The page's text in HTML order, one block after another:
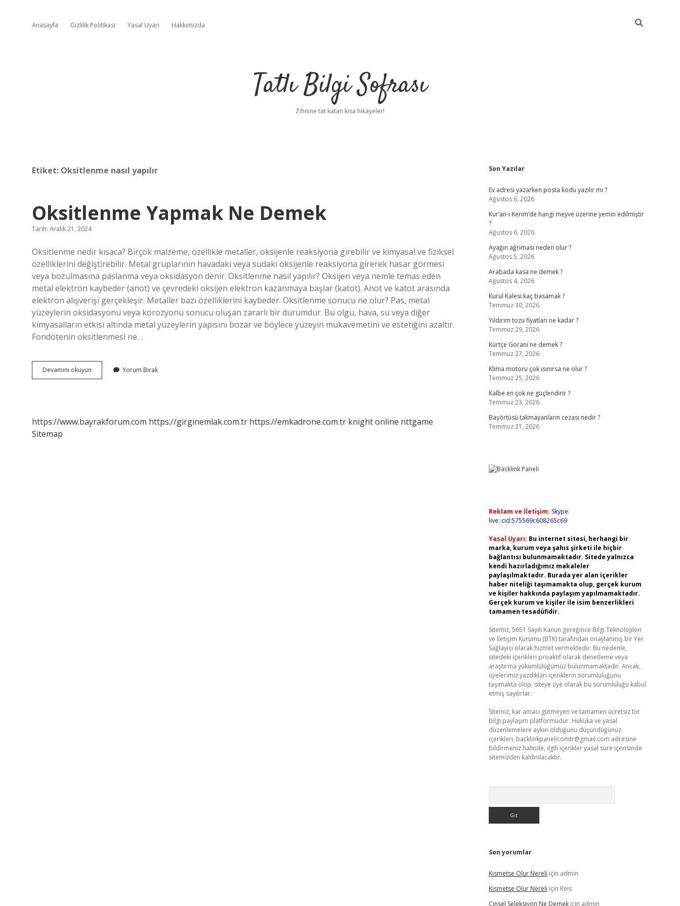
Anasayfa Gizlilik Politikası Yasal Uyarı Hakkımızda
Tatlı Bilgi Sofrası
Zihnine tat katan kısa hikayeler!
Etiket: Oksitlenme nasıl yapılır
Oksitlenme Yapmak Ne Demek
Tarih: Aralık 21, 2024
Oksitlenme nedir kısaca? Birçok malzeme, özellikle metaller, oksijenle reaksiyona girebilir ve kimyasal ve fiziksel
özelliklerini değiştirebilir. Metal gruplarının havadaki veya sudaki oksijenle reaksiyona girerek hasar görmesi
veya bozulmasına paslanma veya oksidasyon denir. Oksitlenme nasıl yapılır? Oksijen veya nemle temas eden
metal elektron kaybeder (anot) ve çevredeki oksijen elektron kazanmaya başlar (katot). Anot ve katot arasında
elektron alışverişi gerçekleşir. Metaller bazı özelliklerini kaybeder. Oksitlenme sonucu ne olur? Pas, metal
yüzeylerin oksidasyonu veya korozyonu sonucu oluşan zararlı bir durumdur. Bu olgu, hava, su veya diğer
kimyasalların etkisi altında metal yüzeylerin yapısını bozar ve böylece yüzeyin mukavemetini ve estetiğini azaltır.
Fondötenin oksitlenmesi ne…
Devamını okuyun Oksitlenme
Yapmak
Yorum Bırak
https://www.bayrakforum.com https://girginemlak.com.tr https://emkadrone.com.tr knight online nttgame
Sitemap
Sidebar
Son Yazılar
Ev adresi yazarken posta kodu yazılır mı ?
Ağustos 6, 2026
Kur’an-ı Kerim’de hangi meyve üzerine yemin edilmiştir
?
Ağustos 6, 2026
Ayağın ağrıması neden olur ?
Ağustos 5, 2026
Arabada kasa ne demek ?
Ağustos 4, 2026
Kurul Kalesi kaç basamak ?
Temmuz 30, 2026
Yıldırım tozu fiyatları ne kadar ?
Temmuz 29, 2026
Kürtçe Gorani ne demek ?
Temmuz 27, 2026
Klima motoru çok ısınırsa ne olur ?
Temmuz 25, 2026
Kalbe en çok ne güçlendirir ?
Temmuz 23, 2026
Başörtüsü takmayanların cezası nedir ?
Temmuz 21, 2026
Reklam ve İletişim: Skype:
live:.cid.575569c608265c69
Yasal Uyarı: Bu internet sitesi, herhangi bir
marka, kurum veya şahıs şirketi ile hiçbir
bağlantısı bulunmamaktadır. Sitede yalnızca
kendi hazırladığımız makaleler
paylaşılmaktadır. Burada yer alan içerikler
haber niteliği taşımamakta olup, gerçek kurum
ve kişiler hakkında paylaşım yapılmamaktadır.
Gerçek kurum ve kişiler ile isim benzerlikleri
tamamen tesadüfidir.
Sitemiz, 5651 Sayılı Kanun gereğince Bilgi Teknolojileri
ve İletişim Kurumu (BTK) tarafından onaylanmış bir Yer
Sağlayıcı olarak hizmet vermektedir. Bu nedenle,
sitedeki içerikleri proaktif olarak denetleme veya
araştırma yükümlülüğümüz bulunmamaktadır. Ancak,
üyelerimiz yazdıkları içeriklerin sorumluluğunu
taşımakta olup, siteye üye olarak bu sorumluluğu kabul
etmiş sayılırlar.
Sitemiz, kar amacı gütmeyen ve tamamen ücretsiz bir
bilgi paylaşım platformudur. Hukuka ve yasal
düzenlemelere aykırı olduğunu düşündüğünüz
içerikleri, backlinkpanelicomtr@gmail.com adresine
bildirmeniz halinde, ilgili içerikler yasal süre içerisinde
sitemizden kaldırılacaktır.
Son yorumlar
Kismetse Olur Nereli için admin
Kismetse Olur Nereli için Reis
Cinsel Seleksiyon Ne Demekiçin admin